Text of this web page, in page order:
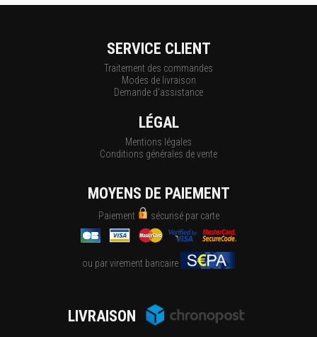
SERVICE CLIENT
Traitement des commandes
Modes de livraison
Demande d'assistance
LÉGAL
Mentions légales
Conditions générales de vente
MOYENS DE PAIEMENT
Paiement sécurisé par carte
ou par virement bancaire
LIVRAISON